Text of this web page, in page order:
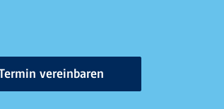
vereinbaren